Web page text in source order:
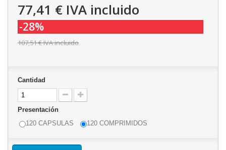
77,41 € IVA incluido
-28%
107,51 €IVA incluido
Cantidad
Presentación
120 CAPSULAS
120 COMPRIMIDOS